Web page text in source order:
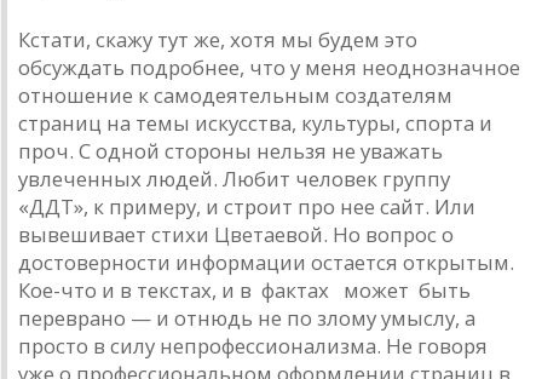
Кстати, скажу тут же, хотя мы будем это
обсуждать подробнее, что у меня неоднозначное
отношение к самодеятельным создателям
страниц на темы искусства, культуры, спорта и
проч. С одной стороны нельзя не уважать
увлеченных людей. Любит человек группу
«ДДТ», к примеру, и строит про нее сайт. Или
вывешивает стихи Цветаевой. Но вопрос о
достоверности информации остается открытым.
Кое-что и в текстах, и в фактах может быть
переврано — и отнюдь не по злому умыслу, а
просто в силу непрофессионализма. Не говоря